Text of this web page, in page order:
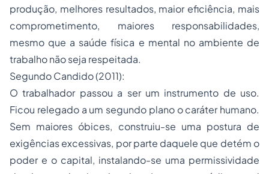
produção, melhores resultados, maior eficiência, mais
comprometimento, maiores responsabilidades,
mesmo que a saúde física e mental no ambiente de
trabalho não seja respeitada.
Segundo Candido (2011):
O trabalhador passou a ser um instrumento de uso.
Ficou relegado a um segundo plano o caráter humano.
Sem maiores óbices, construiu-se uma postura de
exigências excessivas, por parte daquele que detém o
poder e o capital, instalando-se uma permissividade